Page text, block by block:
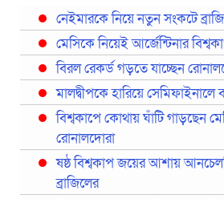
নেইমারকে নিয়ে নতুন সংকটে
মেসিকে নিয়েই আর্জেন্টিনার
বিরল রেকর্ড গড়তে যাচ্ছেন
মালদ্বীপকে হারিয়ে সেমিফাইনালে
বিশ্বকাপে কোথায় ঘাঁটি গাড়ছেন
রোনালদোরা
ষষ্ঠ বিশ্বকাপ জয়ের আশায়
ব্রাজিলের